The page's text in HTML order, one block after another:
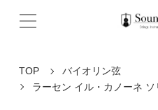
TOP
バイオリン弦
ラーセン イル・カノーネ ソ